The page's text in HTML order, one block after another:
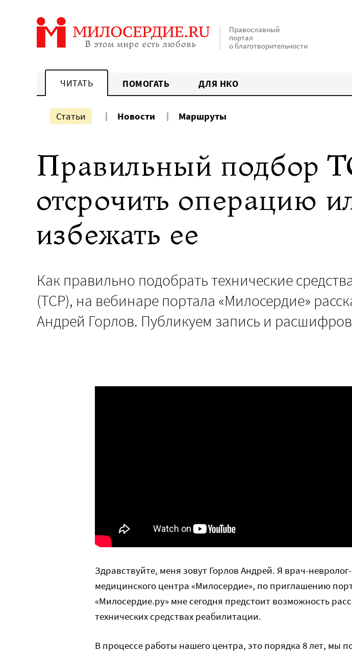
Православный
портал
о благотворительности
ЧИТАТЬ ПОМОГАТЬ ДЛЯ НКО
Статьи Новости Маршруты
Правильный подбор
отсрочить операцию
избежать ее
Как правильно подобрать технические
(ТСР), на вебинаре портала «Милосердие»
Андрей Горлов. Публикуем запись и
Здравствуйте, меня зовут Горлов Андрей. Я врач-
медицинского центра «Милосердие», по приглашению
«Милосердие.ру» мне сегодня предстоит возможность
технических средствах реабилитации.
В процессе работы нашего центра, это порядка 8 лет, мы